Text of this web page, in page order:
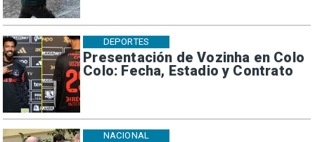
Presentación de Vozinha en Colo
Colo: Fecha, Estadio y Contrato
DEPORTES
NACIONAL